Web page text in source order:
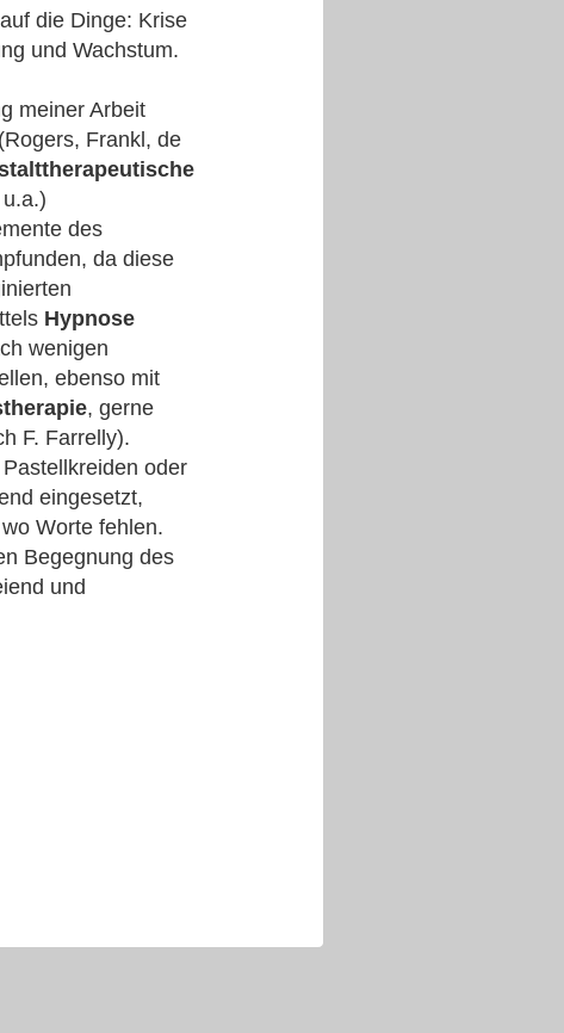
die Dinge: Krise
und Wachstum.
meiner Arbeit
Frankl, de
des
da diese
Hypnose
wenigen
ebenso mit
, gerne
F. Farrelly).
Pastellkreiden oder
eingesetzt,
Worte fehlen.
Begegnung des
und